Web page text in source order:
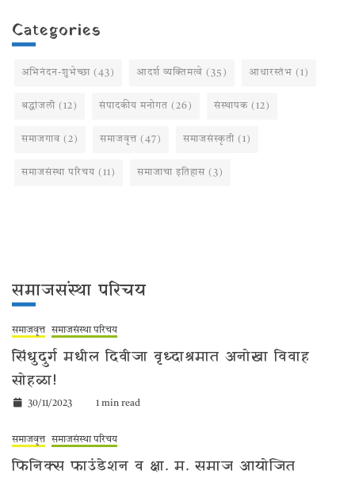
Categories
अभिनंदन-शुभेच्छा (43) आदर्श व्यक्तिमत्वे (35) आधारस्तंभ (1)
श्रद्धांजली (12) संपादकीय मनोगत (26) संस्थापक (12)
समाजगाव (2) समाजवृत्त (47) समाजसंस्कृती (1)
समाजसंस्था परिचय (11) समाजाचा इतिहास (3)
समाजसंस्था परिचय
समाजवृत्त समाजसंस्था परिचय
सिंधुदुर्ग मधील दिवीजा वृध्दाश्रमात अनोखा विवाह
सोहळा!
30/11/2023 1 min read
समाजवृत्त समाजसंस्था परिचय
फिनिक्स फाउंडेशन व क्षा. म. समाज आयोजित